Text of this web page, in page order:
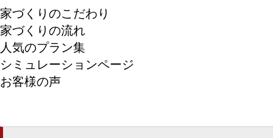
家づくりのこだわり
家づくりの流れ
人気のプラン集
シミュレーションページ
お客様の声